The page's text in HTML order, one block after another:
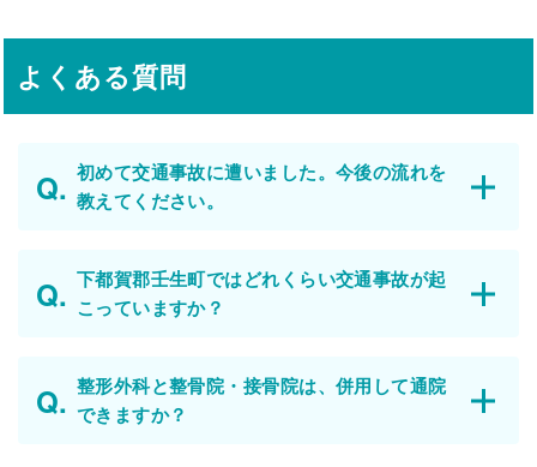
よくある質問
初めて交通事故に遭いました。今後の流れを
教えてください。
下都賀郡壬生町ではどれくらい交通事故が起
こっていますか？
整形外科と整骨院・接骨院は、併用して通院
できますか？